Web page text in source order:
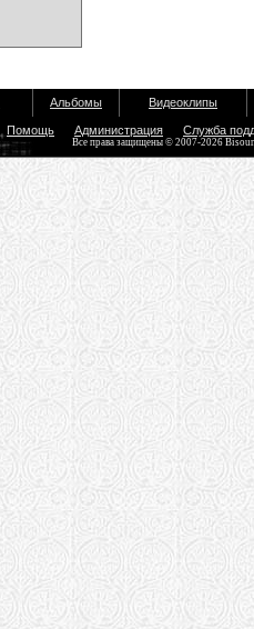
Альбомы Видеоклипы
Помощь Администрация Служба
Все права защищены © 2007-2026